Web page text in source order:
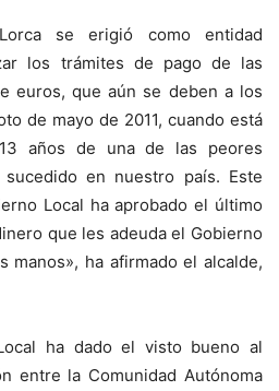
se erigió como entidad
los trámites de pago de las
euros, que aún se deben a los
de mayo de 2011, cuando está
años de una de las peores
en nuestro país. Este
Local ha aprobado el último
que les adeuda el Gobierno
manos», ha afirmado el alcalde,
ha dado el visto bueno al
entre la Comunidad Autónoma